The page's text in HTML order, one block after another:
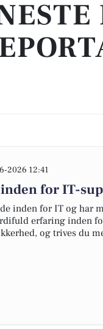
2026 12:41
for IT-
inden for IT og har
erfaring inden
og trives du